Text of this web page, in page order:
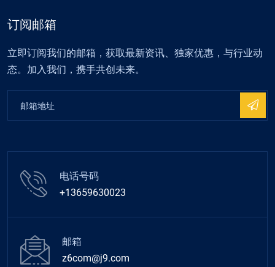
订阅邮箱
立即订阅我们的邮箱，获取最新资讯、独家优惠，与行业动
态。加入我们，携手共创未来。
电话号码
+13659630023
邮箱
z6com@j9.com